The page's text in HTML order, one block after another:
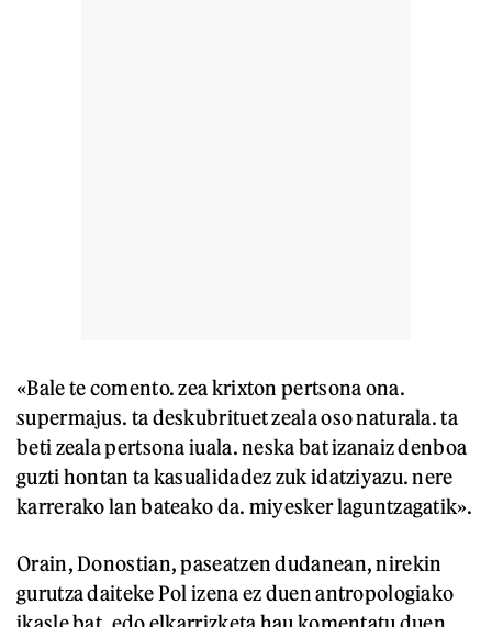
«Bale te comento. zea krixton pertsona ona.
supermajus. ta deskubrituet zeala oso naturala. ta
beti zeala pertsona iuala. neska bat izanaiz denboa
guzti hontan ta kasualidadez zuk idatziyazu. nere
karrerako lan bateako da. miyesker laguntzagatik».
Orain, Donostian, paseatzen dudanean, nirekin
gurutza daiteke Pol izena ez duen antropologiako